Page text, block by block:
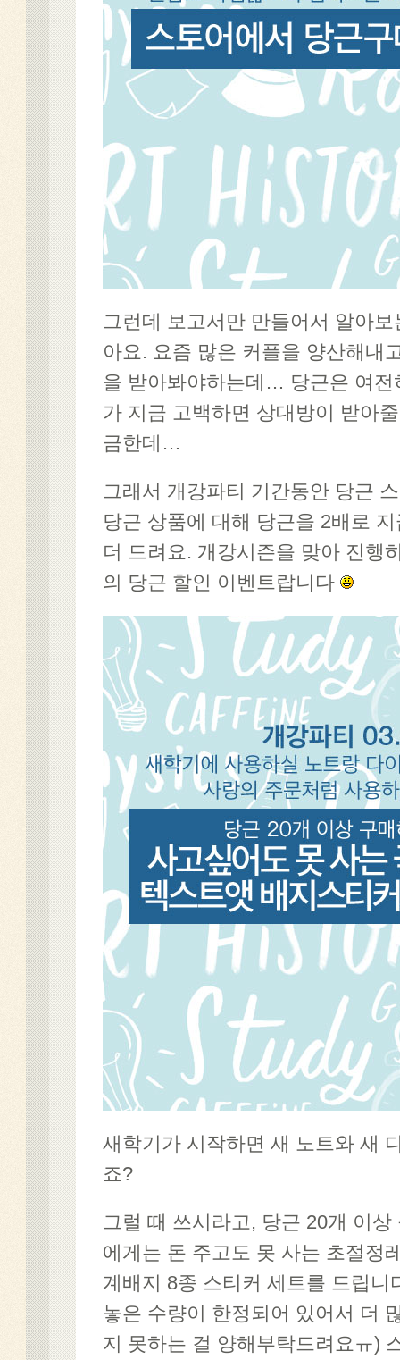
그런데 보고서만 만들어서 알아
아요. 요즘 많은 커플을 양산해내
을 받아봐야하는데… 당근은 여
가 지금 고백하면 상대방이 받아
금한데…
그래서 개강파티 기간동안 당근
당근 상품에 대해 당근을 2배로
더 드려요. 개강시즌을 맞아 진행
의 당근 할인 이벤트랍니다
새학기가 시작하면 새 노트와 새
죠?
그럴 때 쓰시라고, 당근 20개 이
에게는 돈 주고도 못 사는 초절정
계배지 8종 스티커 세트를 드립니
놓은 수량이 한정되어 있어서 더
지 못하는 걸 양해부탁드려요ㅠ)